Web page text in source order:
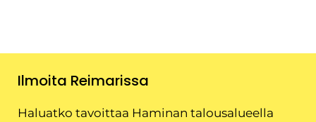
Ilmoita Reimarissa
Haluatko tavoittaa Haminan talousalueella